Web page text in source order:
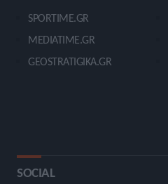
SPORTIME.GR
MEDIATIME.GR
GEOSTRATIGIKA.GR
SOCIAL